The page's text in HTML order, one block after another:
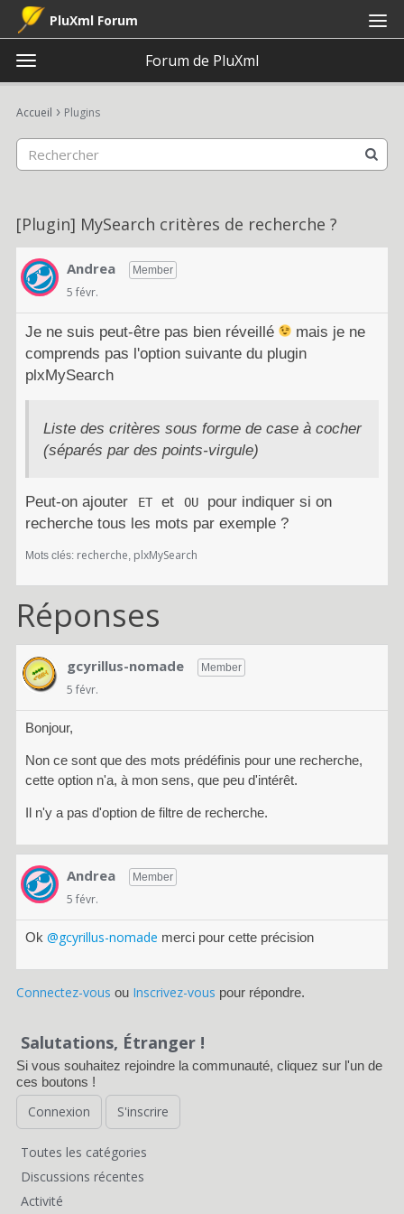
PluXml Forum
t
g
e
n
u
Forum de PluXml
Catégories
Discussions
Activité
Connexion
Accueil › Plugins
[Plugin] MySearch critères de recherche ?
Andrea Member
5 févr.
Je ne suis peut-être pas bien réveillé
mais je ne
comprends pas l'option suivante du plugin
plxMySearch
Liste des critères sous forme de case à cocher
(séparés par des points-virgule)
Peut-on ajouter ET et OU
pour indiquer si on
recherche tous les mots par exemple ?
Mots clés: recherche plxMySearch
Réponses
gcyrillus-nomade Member
5 févr.
Bonjour,
Non ce sont que des mots prédéfinis pour une recherche,
cette option n'a, à mon sens, que peu d'intérêt.
Il n'y a pas d'option de filtre de recherche.
Andrea Member
5 févr.
Ok @gcyrillus-nomade merci pour cette précision
Connectez-vous ou Inscrivez-vous pour répondre.
Salutations, Étranger !
Si vous souhaitez rejoindre la communauté, cliquez sur l'un de
ces boutons !
Connexion S'inscrire
L
Toutes les catégories
Discussions récentes
Activité